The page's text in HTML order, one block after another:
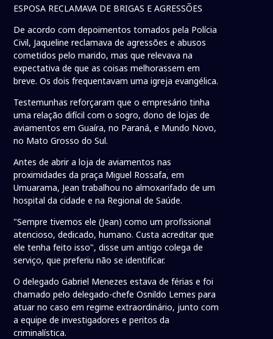
ESPOSA RECLAMAVA DE BRIGAS E AGRESSÕES
De acordo com depoimentos tomados pela Polícia
Civil, Jaqueline reclamava de agressões e abusos
cometidos pelo marido, mas que relevava na
expectativa de que as coisas melhorassem em
breve. Os dois frequentavam uma igreja evangélica.
Testemunhas reforçaram que o empresário tinha
uma relação difícil com o sogro, dono de lojas de
aviamentos em Guaíra, no Paraná, e Mundo Novo,
no Mato Grosso do Sul.
Antes de abrir a loja de aviamentos nas
proximidades da praça Miguel Rossafa, em
Umuarama, Jean trabalhou no almoxarifado de um
hospital da cidade e na Regional de Saúde.
"Sempre tivemos ele (Jean) como um profissional
atencioso, dedicado, humano. Custa acreditar que
ele tenha feito isso", disse um antigo colega de
serviço, que preferiu não se identificar.
O delegado Gabriel Menezes estava de férias e foi
chamado pelo delegado-chefe Osnildo Lemes para
atuar no caso em regime extraordinário, junto com
a equipe de investigadores e peritos da
criminalística.